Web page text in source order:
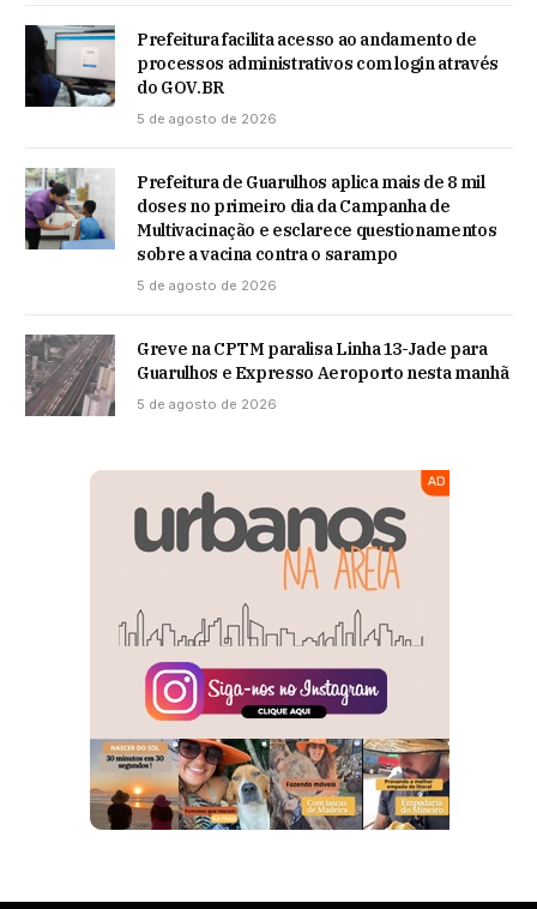
Prefeitura facilita acesso ao andamento de
processos administrativos com login através
do GOV.BR
5 de agosto de 2026
Prefeitura de Guarulhos aplica mais de 8 mil
doses no primeiro dia da Campanha de
Multivacinação e esclarece questionamentos
sobre a vacina contra o sarampo
5 de agosto de 2026
Greve na CPTM paralisa Linha 13-Jade para
Guarulhos e Expresso Aeroporto nesta manhã
5 de agosto de 2026